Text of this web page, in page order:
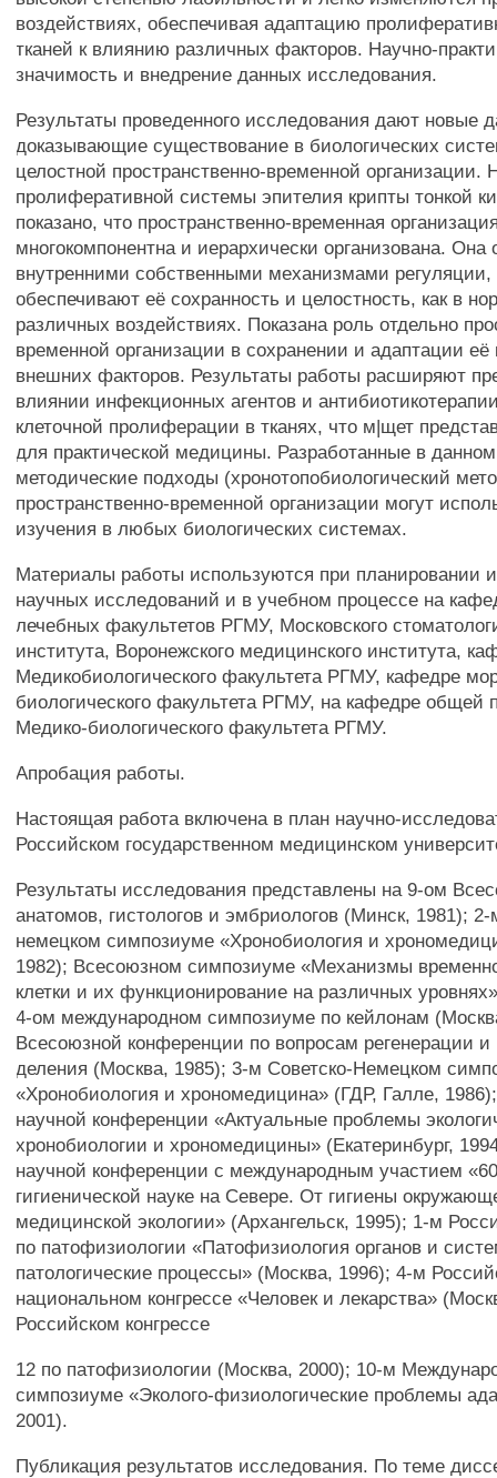
воздействиях, обеспечивая адаптацию
тканей к влиянию различных факторов. Научно-
значимость и внедрение данных исследования.
Результаты проведенного исследования дают новые
доказывающие существование в биологических
целостной пространственно-временной организации.
пролиферативной системы эпителия крипты тонкой
показано, что пространственно-временная
многокомпонентна и иерархически организована. Она
внутренними собственными механизмами регуляции,
обеспечивают её сохранность и целостность, как в
различных воздействиях. Показана роль отдельно
временной организации в сохранении и адаптации
внешних факторов. Результаты работы расширяют
влиянии инфекционных агентов и
клеточной пролиферации в тканях, что м|щет
для практической медицины. Разработанные в
методические подходы (хронотопобиологический
пространственно-временной организации могут
изучения в любых биологических системах.
Материалы работы используются при планировании
научных исследований и в учебном процессе на
лечебных факультетов РГМУ, Московского
института, Воронежского медицинского института,
Медикобиологического факультета РГМУ, кафедре
биологического факультета РГМУ, на кафедре общей
Медико-биологического факультета РГМУ.
Апробация работы.
Настоящая работа включена в план научно-
Российском государственном медицинском
Результаты исследования представлены на 9-ом
анатомов, гистологов и эмбриологов (Минск, 1981); 2-
немецком симпозиуме «Хронобиология и
1982); Всесоюзном симпозиуме «Механизмы
клетки и их функционирование на различных
4-ом международном симпозиуме по кейлонам
Всесоюзной конференции по вопросам регенерации и
деления (Москва, 1985); 3-м Советско-Немецком
«Хронобиология и хрономедицина» (ГДР, Галле,
научной конференции «Актуальные проблемы
хронобиологии и хрономедицины» (Екатеринбург,
научной конференции с международным участием
гигиенической науке на Севере. От гигиены
медицинской экологии» (Архангельск, 1995); 1-м
по патофизиологии «Патофизиология органов и
патологические процессы» (Москва, 1996); 4-м
национальном конгрессе «Человек и лекарства»
Российском конгрессе
12 по патофизиологии (Москва, 2000); 10-м
симпозиуме «Эколого-физиологические проблемы
2001).
Публикация результатов исследования. По теме